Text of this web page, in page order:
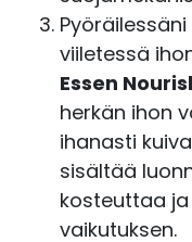
viiletessä
Essen
herkän ihon
ihanasti
sisältää
kosteuttaa
vaikutuksen.